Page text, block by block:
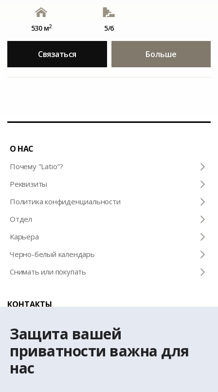
Защита вашей
приватности важна для
нас
530 м2 5/6
Связаться Больше
О НАС
Почему "Latio"?
Pеквизиты
Политика конфиденциальности
Отдел
Карьера
Черно-белый календарь
Снимать или покупать
КОНТАКТЫ
+371 67 032 300